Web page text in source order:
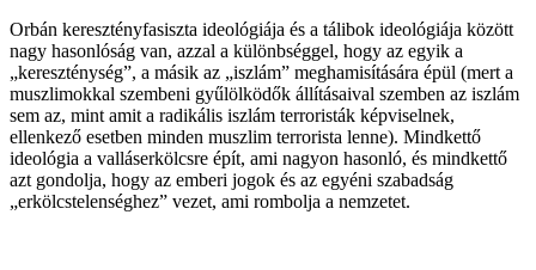
Orbán keresztényfasiszta ideológiája és a tálibok ideológiája között
nagy hasonlóság van, azzal a különbséggel, hogy az egyik a
„kereszténység”, a másik az „iszlám” meghamisítására épül (mert a
muszlimokkal szembeni gyűlölködők állításaival szemben az iszlám
sem az, mint amit a radikális iszlám terroristák képviselnek,
ellenkező esetben minden muszlim terrorista lenne). Mindkettő
ideológia a valláserkölcsre épít, ami nagyon hasonló, és mindkettő
azt gondolja, hogy az emberi jogok és az egyéni szabadság
„erkölcstelenséghez” vezet, ami rombolja a nemzetet.